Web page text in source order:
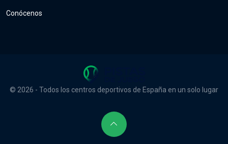
Conócenos
© 2026 - Todos los centros deportivos de España en un solo lugar